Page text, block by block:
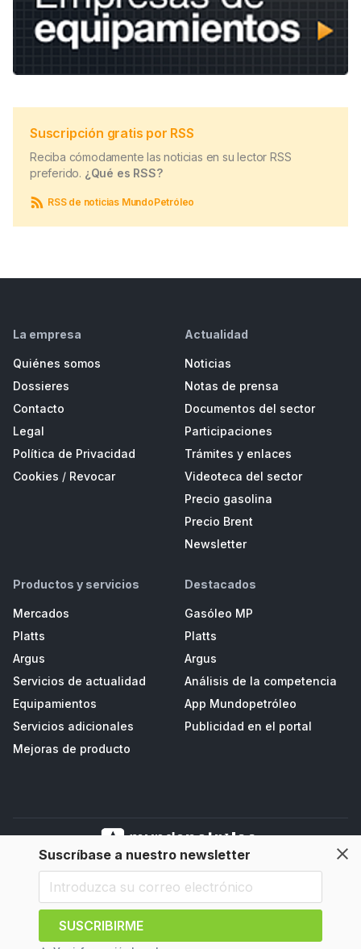
Suscripción gratis por RSS
Reciba cómodamente las noticias en su lector RSS
preferido. ¿Qué es RSS?
RSS de noticias MundoPetróleo
Suscríbase a nuestro newsletter
SUSCRIBIRME
La empresa
Quiénes somos
Dossieres
Contacto
Legal
Política de Privacidad
Cookies / Revocar
Actualidad
Noticias
Notas de prensa
Documentos del sector
Participaciones
Trámites y enlaces
Videoteca del sector
Precio gasolina
Precio Brent
Newsletter
Productos y servicios
Mercados
Platts
Argus
Servicios de actualidad
Equipamientos
Servicios adicionales
Mejoras de producto
Destacados
Gasóleo MP
Platts
Argus
Análisis de la competencia
App Mundopetróleo
Publicidad en el portal
Mundopetroleo Petrored, S.L. Polígono de Salcedo II, Parc. D3 - Navia
(33710), Asturias, España